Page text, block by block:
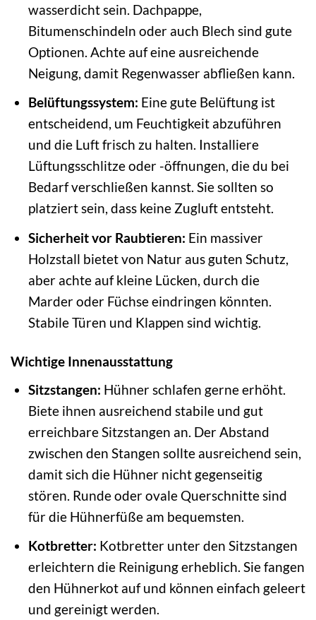
wasserdicht sein. Dachpappe,
Bitumenschindeln oder auch Blech sind gute
Optionen. Achte auf eine ausreichende
Neigung, damit Regenwasser abfließen kann.
Belüftungssystem: Eine gute Belüftung ist
entscheidend, um Feuchtigkeit abzuführen
und die Luft frisch zu halten. Installiere
Lüftungsschlitze oder -öffnungen, die du bei
Bedarf verschließen kannst. Sie sollten so
platziert sein, dass keine Zugluft entsteht.
Sicherheit vor Raubtieren: Ein massiver
Holzstall bietet von Natur aus guten Schutz,
aber achte auf kleine Lücken, durch die
Marder oder Füchse eindringen könnten.
Stabile Türen und Klappen sind wichtig.
Wichtige Innenausstattung
Sitzstangen: Hühner schlafen gerne erhöht.
Biete ihnen ausreichend stabile und gut
erreichbare Sitzstangen an. Der Abstand
zwischen den Stangen sollte ausreichend sein,
damit sich die Hühner nicht gegenseitig
stören. Runde oder ovale Querschnitte sind
für die Hühnerfüße am bequemsten.
Kotbretter: Kotbretter unter den Sitzstangen
erleichtern die Reinigung erheblich. Sie fangen
den Hühnerkot auf und können einfach geleert
und gereinigt werden.